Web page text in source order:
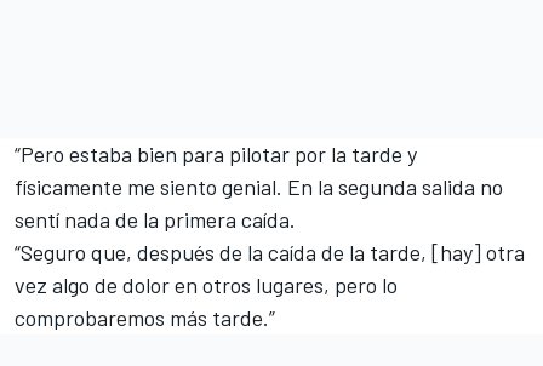
“Pero estaba bien para pilotar por la tarde y
físicamente me siento genial. En la segunda salida no
sentí nada de la primera caída.
“Seguro que, después de la caída de la tarde, [hay] otra
vez algo de dolor en otros lugares, pero lo
comprobaremos más tarde.”